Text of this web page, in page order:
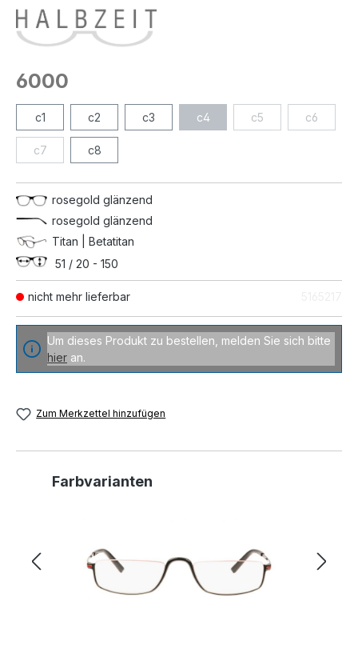
nicht mehr lieferbar
6000
c1 c2 c3 c4 c5 c6
c7 c8
rosegold glänzend
rosegold glänzend
Titan | Betatitan
51 / 20 - 150
Um dieses Produkt zu bestellen, melden Sie sich bitte
hier an.
Zum Merkzettel hinzufügen
Produktgalerie überspringen
Farbvarianten